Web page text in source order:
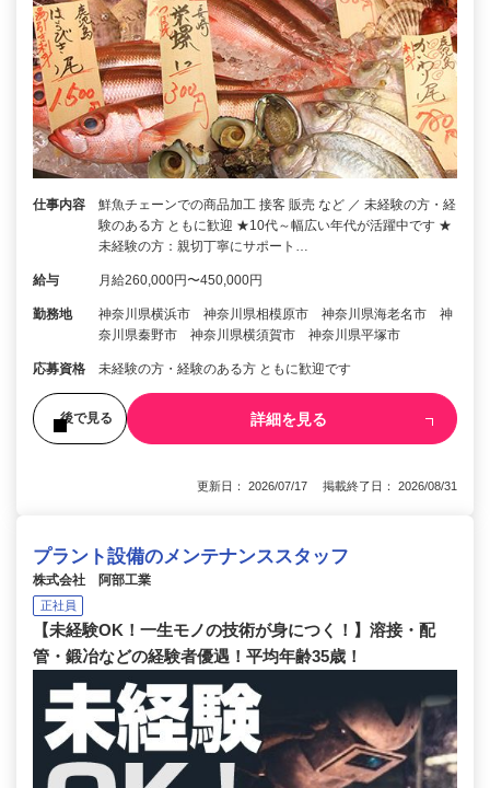
仕事内容
鮮魚チェーンでの商品加工 接客 販売 など ／ 未経験の方・経
験のある方 ともに歓迎 ★10代～幅広い年代が活躍中です ★
未経験の方：親切丁寧にサポート…
給与 月給260,000円〜450,000円
勤務地
神奈川県横浜市 神奈川県相模原市 神奈川県海老名市 神
奈川県秦野市 神奈川県横須賀市 神奈川県平塚市
応募資格 未経験の方・経験のある方 ともに歓迎です
後で見る 詳細を見る
更新日： 2026/07/17 掲載終了日： 2026/08/31
プラント設備のメンテナンススタッフ
株式会社 阿部工業
正社員
【未経験OK！一生モノの技術が身につく！】溶接・配
管・鍛冶などの経験者優遇！平均年齢35歳！